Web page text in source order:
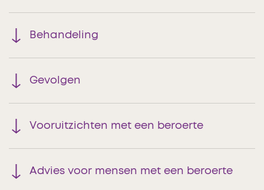
Behandeling
Gevolgen
Vooruitzichten met een beroerte
Advies voor mensen met een beroerte